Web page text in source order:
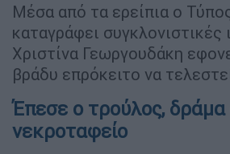
Μέσα από τα ερείπια ο
καταγράφει συγκλονιστικές
Χριστίνα Γεωργουδάκη
βράδυ επρόκειτο να
Έπεσε ο τρούλος, δράμα
νεκροταφείο